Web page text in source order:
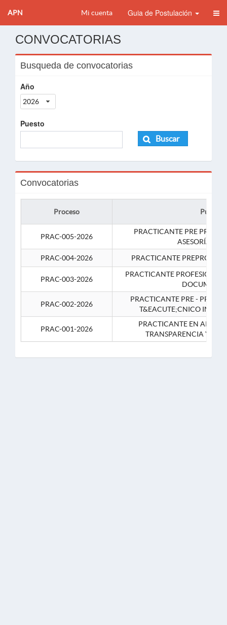
APN Mi cuenta Guia de Postulación
CONVOCATORIAS
Busqueda de convocatorias
Año
2026
Puesto
Buscar
Convocatorias
Proceso Puesto
PRAC-005-2026
PRACTICANTE PRE
ASESORÍA
PRAC-004-2026
PRACTICANTE
PRAC-003-2026
PRACTICANTE
PRAC-002-2026
PRACTICANTE PRE -
T&EACUTE;CNICO
PRAC-001-2026
PRACTICANTE EN APOYO
TRANSPARENCIA Y